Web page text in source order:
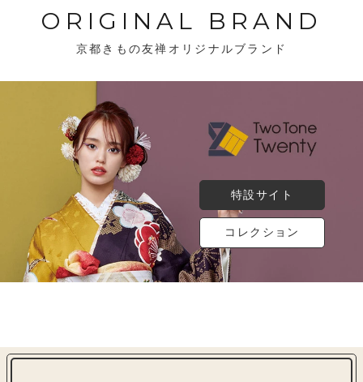
ORIGINAL BRAND
京都きもの友禅オリジナルブランド
特設サイト
コレクション